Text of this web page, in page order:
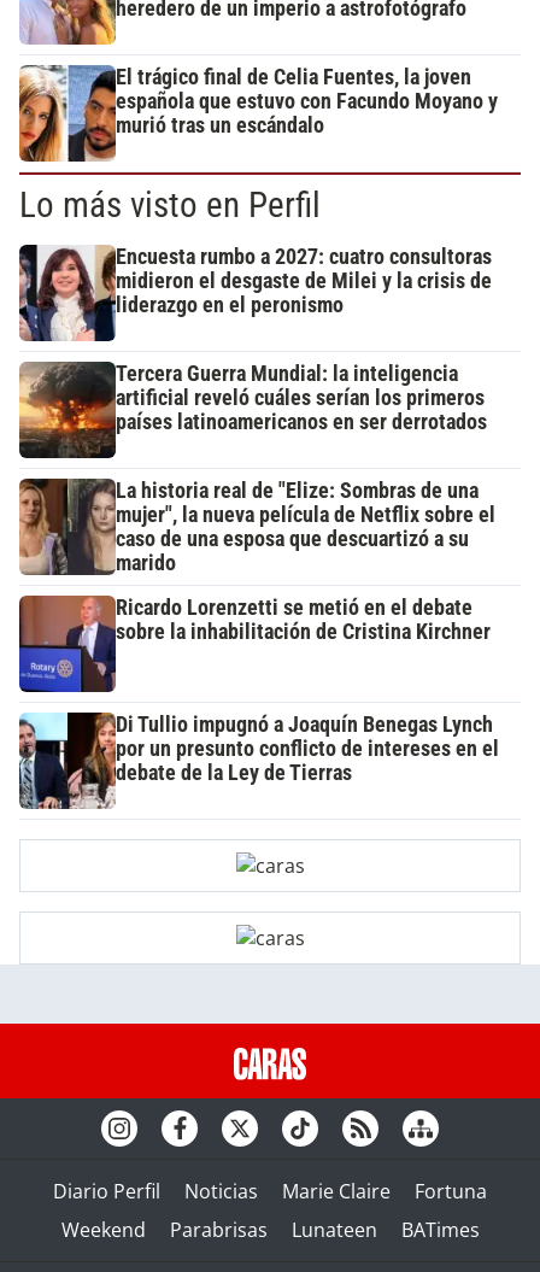
heredero de un imperio a astrofotógrafo
El trágico final de Celia Fuentes, la joven
española que estuvo con Facundo Moyano y
murió tras un escándalo
Lo más visto en Perfil
Encuesta rumbo a 2027: cuatro consultoras
midieron el desgaste de Milei y la crisis de
liderazgo en el peronismo
Tercera Guerra Mundial: la inteligencia
artificial reveló cuáles serían los primeros
países latinoamericanos en ser derrotados
La historia real de "Elize: Sombras de una
mujer", la nueva película de Netflix sobre el
caso de una esposa que descuartizó a su
marido
Ricardo Lorenzetti se metió en el debate
sobre la inhabilitación de Cristina Kirchner
Di Tullio impugnó a Joaquín Benegas Lynch
por un presunto conflicto de intereses en el
debate de la Ley de Tierras
Diario Perfil Noticias Marie Claire
Fortuna
Weekend
Parabrisas Lunateen BATimes